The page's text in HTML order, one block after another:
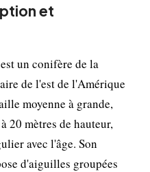
et
un conifère de la
de l'est de l'Amérique
moyenne à grande,
20 mètres de hauteur,
avec l'âge. Son
d'aiguilles groupées